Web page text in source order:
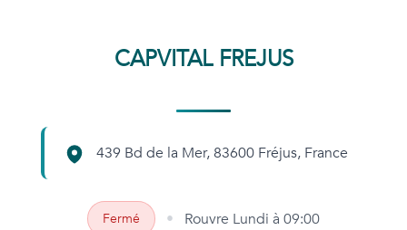
CAPVITAL FREJUS
439 Bd de la Mer, 83600 Fréjus, France
Fermé • Rouvre Lundi à 09:00